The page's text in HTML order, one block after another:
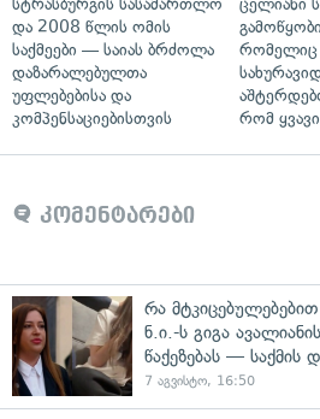
და 2008 წლის ომის
საქმეები — საიას ბრძოლა
დაზარალებულთა
უფლებებისა და
კომპენსაციებისთვის
რომელიც
რომ
კომენტარები
რა
ნ.ი.-ს გიგა
წაქეზებას — საქმის
7 აგვისტო, 16:50